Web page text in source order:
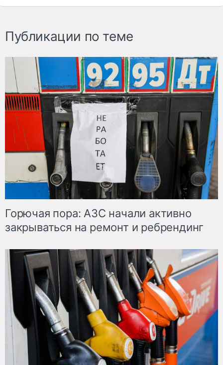
Публикации по теме
Горючая пора: АЗС начали активно
закрываться на ремонт и ребрендинг